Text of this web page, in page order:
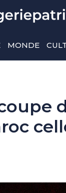
MONDE